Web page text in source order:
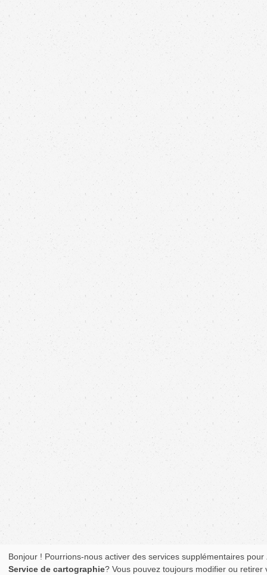
Bonjour ! Pourrions-nous activer des services supplémentaires pour
Service de cartographie? Vous pouvez toujours modifier ou